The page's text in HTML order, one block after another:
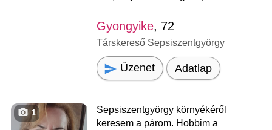
Gyongyike, 72
Társkereső Sepsiszentgyörgy
Üzenet Adatlap
1
Sepsiszentgyörgy környékéről
keresem a párom. Hobbim a